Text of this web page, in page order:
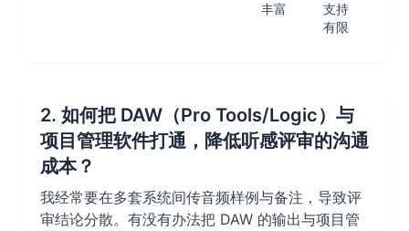
丰富
支持
有限
2. 如何把 DAW（Pro Tools/Logic）与
项目管理软件打通，降低听感评审的沟通
成本？
我经常要在多套系统间传音频样例与备注，导致评
审结论分散。有没有办法把 DAW 的输出与项目管